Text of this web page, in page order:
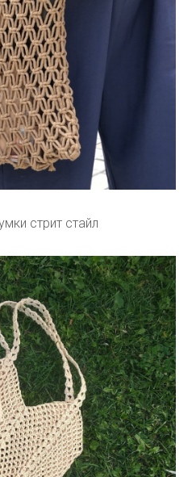
стрит стайл